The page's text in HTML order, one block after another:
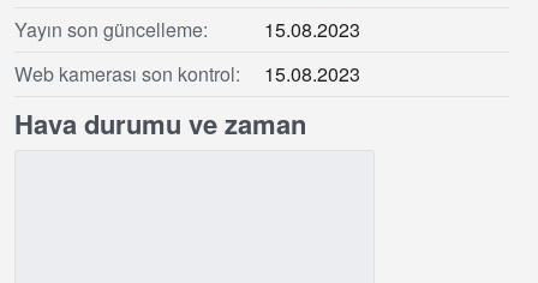
Yayın son güncelleme:
15.08.2023
Web kamerası son kontrol:
15.08.2023
Hava durumu ve zaman